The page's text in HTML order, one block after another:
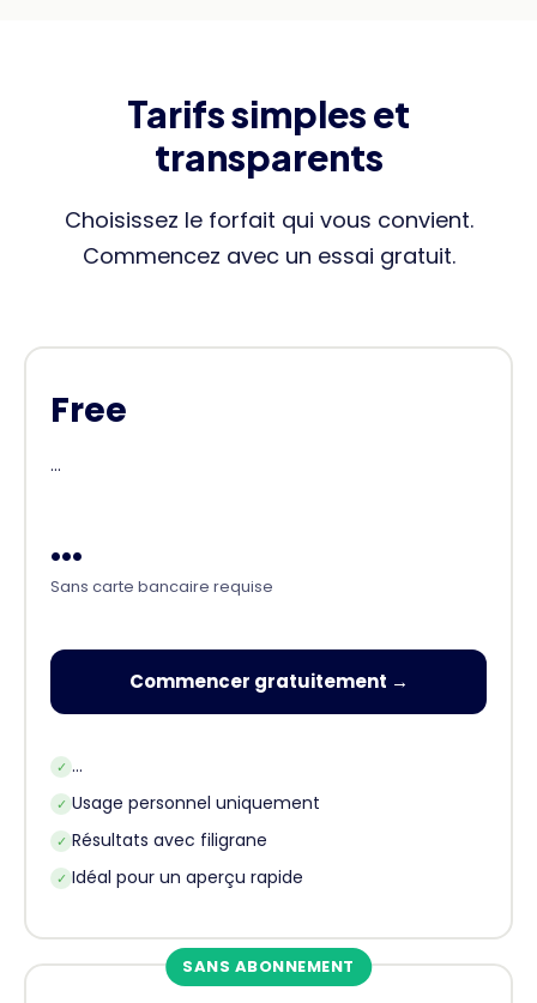
Tarifs simples et
transparents
Choisissez le forfait qui vous convient.
Commencez avec un essai gratuit.
Free
...
...
Sans carte bancaire requise
Commencer gratuitement →
✓ ...
✓ Usage personnel uniquement
✓ Résultats avec filigrane
✓ Idéal pour un aperçu rapide
SANS ABONNEMENT